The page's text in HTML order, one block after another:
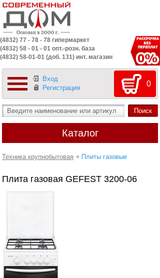
(4832) 77 - 78 - 78 гипермаркет
(4832) 58 - 01 - 01 опт.-розн. база
(4832) 58-01-01 (доб. 131) инт. магазин
Вход
Регистрация
0
Каталог
Техника крупнобытовая Плиты газовые
Плита газовая GEFEST 3200-06